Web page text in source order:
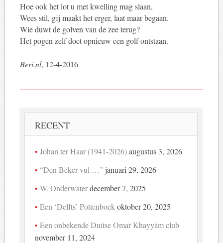
Hoe ook het lot u met kwelling mag slaan,
Wees stil, gij maakt het erger, laat maar begaan.
Wie duwt de golven van de zee terug?
Het pogen zelf doet opnieuw een golf ontstaan.
Beri.nl, 12-4-2016
RECENT
Johan ter Haar (1941-2026) augustus 3, 2026
“Den Beker vul …” januari 29, 2026
W. Onderwaterdecember 7, 2025
Een ‘Delfts’ Pottenboek oktober 20, 2025
Een onbekende Duitse Omar Khayyám club
november 11, 2024